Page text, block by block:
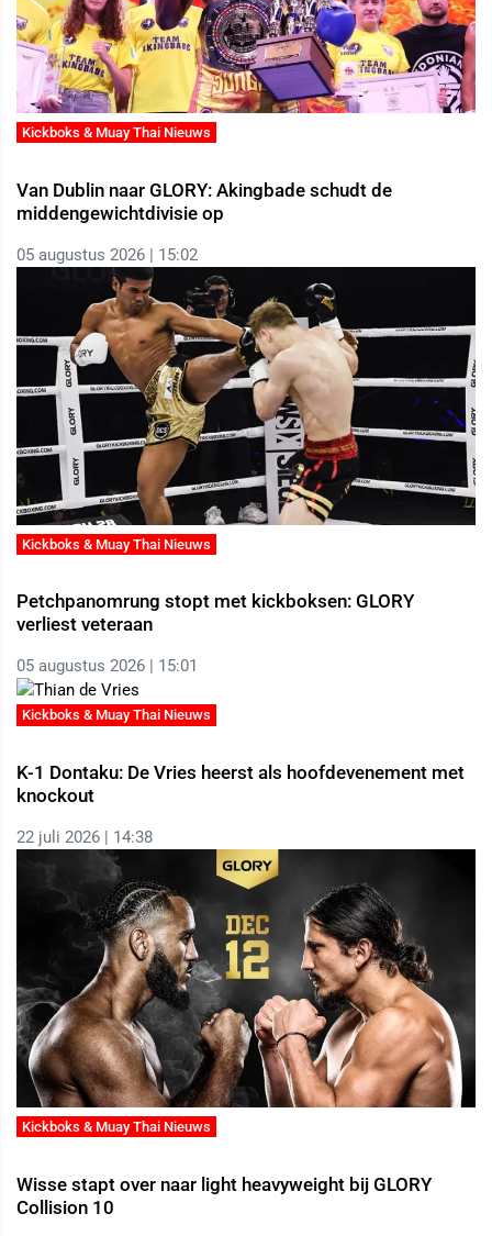
Kickboks & Muay Thai Nieuws
Van Dublin naar GLORY: Akingbade schudt de
middengewichtdivisie op
05 augustus 2026 | 15:02
Kickboks & Muay Thai Nieuws
Petchpanomrung stopt met kickboksen: GLORY
verliest veteraan
05 augustus 2026 | 15:01
Kickboks & Muay Thai Nieuws
K-1 Dontaku: De Vries heerst als hoofdevenement met
knockout
22 juli 2026 | 14:38
Kickboks & Muay Thai Nieuws
Wisse stapt over naar light heavyweight bij GLORY
Collision 10